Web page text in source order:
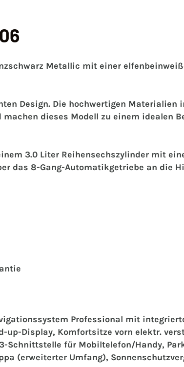
Metallic mit einer
Design. Die hochwertigen Materialien
dieses Modell zu einem idealen
3.0 Liter Reihensechszylinder mit
das 8-Gang-Automatikgetriebe an die
Professional mit
Display, Komfortsitze vorn elektr.
Schnittstelle für Mobiltelefon/Handy,
(erweiterter Umfang),